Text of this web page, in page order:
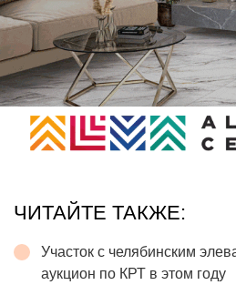
ЧИТАЙТЕ ТАКЖЕ:
Участок с челябинским
аукцион по КРТ в этом году